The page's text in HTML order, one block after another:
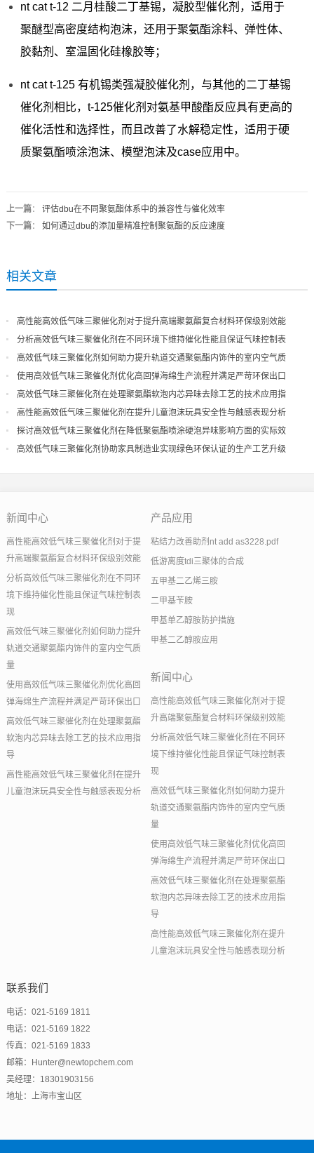
nt cat t-12 二月桂酸二丁基锡，凝胶型催化剂，适用于
聚醚型高密度结构泡沫，还用于聚氨酯涂料、弹性体、
胶黏剂、室温固化硅橡胶等；
nt cat t-125 有机锡类强凝胶催化剂，与其他的二丁基锡
催化剂相比，t-125催化剂对氨基甲酸酯反应具有更高的
催化活性和选择性，而且改善了水解稳定性，适用于硬
质聚氨酯喷涂泡沫、模塑泡沫及case应用中。
上一篇： 评估dbu在不同聚氨酯体系中的兼容性与催化效率
下一篇： 如何通过dbu的添加量精准控制聚氨酯的反应速度
相关文章
高性能高效低气味三聚催化剂对于提升高端聚氨酯复合材料环保级别效能
分析高效低气味三聚催化剂在不同环境下维持催化性能且保证气味控制表
现
高效低气味三聚催化剂如何助力提升轨道交通聚氨酯内饰件的室内空气质
量
使用高效低气味三聚催化剂优化高回弹海绵生产流程并满足严苛环保出口
高效低气味三聚催化剂在处理聚氨酯软泡内芯异味去除工艺的技术应用指
导
高性能高效低气味三聚催化剂在提升儿童泡沫玩具安全性与触感表现分析
探讨高效低气味三聚催化剂在降低聚氨酯喷涂硬泡异味影响方面的实际效
果
高效低气味三聚催化剂协助家具制造业实现绿色环保认证的生产工艺升级
新闻中心
高性能高效低气味三聚催化剂对于提
升高端聚氨酯复合材料环保级别效能
分析高效低气味三聚催化剂在不同环
境下维持催化性能且保证气味控制表
现
高效低气味三聚催化剂如何助力提升
轨道交通聚氨酯内饰件的室内空气质
量
使用高效低气味三聚催化剂优化高回
弹海绵生产流程并满足严苛环保出口
高效低气味三聚催化剂在处理聚氨酯
软泡内芯异味去除工艺的技术应用指
导
高性能高效低气味三聚催化剂在提升
儿童泡沫玩具安全性与触感表现分析
产品应用
粘结力改善助剂nt add as3228.pdf
低游离度tdi三聚体的合成
五甲基二乙烯三胺
二甲基苄胺
甲基单乙醇胺防护措施
甲基二乙醇胺应用
新闻中心
高性能高效低气味三聚催化剂对于提
升高端聚氨酯复合材料环保级别效能
分析高效低气味三聚催化剂在不同环
境下维持催化性能且保证气味控制表
现
高效低气味三聚催化剂如何助力提升
轨道交通聚氨酯内饰件的室内空气质
量
使用高效低气味三聚催化剂优化高回
弹海绵生产流程并满足严苛环保出口
高效低气味三聚催化剂在处理聚氨酯
软泡内芯异味去除工艺的技术应用指
导
高性能高效低气味三聚催化剂在提升
儿童泡沫玩具安全性与触感表现分析
联系我们
电话：021-5169 1811
电话：021-5169 1822
传真：021-5169 1833
邮箱：Hunter@newtopchem.com
吴经理：18301903156
地址：上海市宝山区